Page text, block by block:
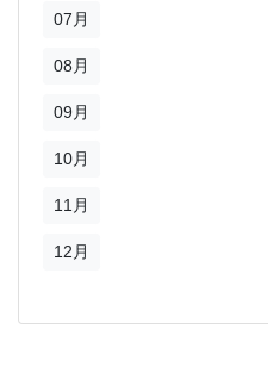
07月
08月
09月
10月
11月
12月